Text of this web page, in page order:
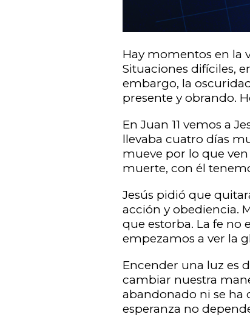
Hay momentos en la
Situaciones difíciles,
embargo, la
presente y obrando.
En Juan 11 vemos a
llevaba cuatro días
mueve por lo que
muerte, con él
Jesús pidió que
acción y obediencia.
que estorba. La fe no
empezamos a ver la
Encender una luz es
cambiar nuestra
abandonado ni se ha
esperanza no